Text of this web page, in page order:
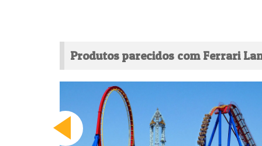
Produtos parecidos com Ferrari